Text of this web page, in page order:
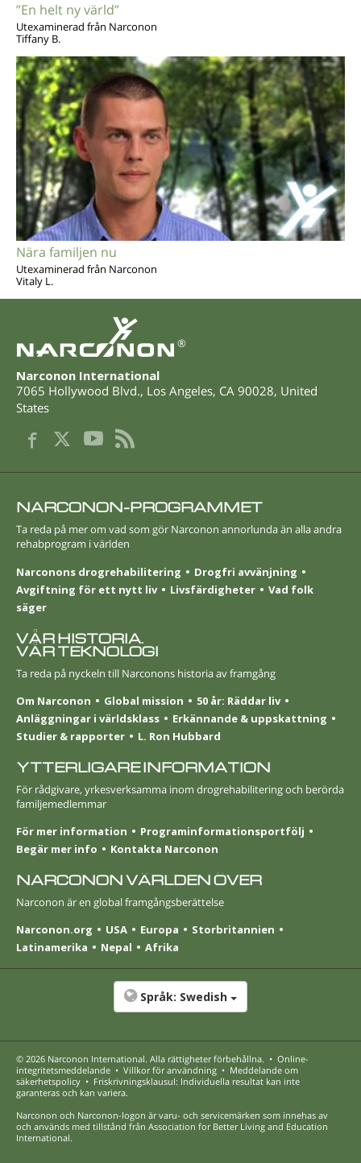
”En helt ny värld”
Utexaminerad från Narconon
Tiffany B.
Nära familjen nu
Utexaminerad från Narconon
Vitaly L.
®
Narconon International
7065 Hollywood Blvd., Los Angeles, CA 90028, United
States
NARCONON-PROGRAMMET
Ta reda på mer om vad som gör Narconon annorlunda än alla andra
rehabprogram i världen
Narconons drogrehabilitering
Drogfri avvänjning
Avgiftning för ett nytt liv
Livsfärdigheter
Vad folk
säger
VÅR HISTORIA.
VÅR TEKNOLOGI
Ta reda på nyckeln till Narconons historia av framgång
Om Narconon
Global mission
50 år: Räddar liv
Anläggningar i världsklass
Erkännande & uppskattning
Studier & rapporter
L. Ron Hubbard
YTTERLIGARE INFORMATION
För rådgivare, yrkesverksamma inom drogrehabilitering och berörda
familjemedlemmar
För mer information
Programinformationsportfölj
Begär mer info
Kontakta Narconon
NARCONON VÄRLDEN ÖVER
Narconon är en global framgångsberättelse
Narconon.org
USA Europa
Stor­britannien
Latinamerika
Nepal Afrika
Språk: Swedish
© 2026 Narconon International. Alla rättigheter förbehållna. • Online-
integritetsmeddelande • Villkor för användning • Meddelande om
säkerhetspolicy • Friskrivningsklausul: Individuella resultat kan inte
garanteras och kan variera.
Narconon och Narconon-logon är varu- och servicemärken som innehas av
och används med tillstånd från Association for Better Living and Education
International.